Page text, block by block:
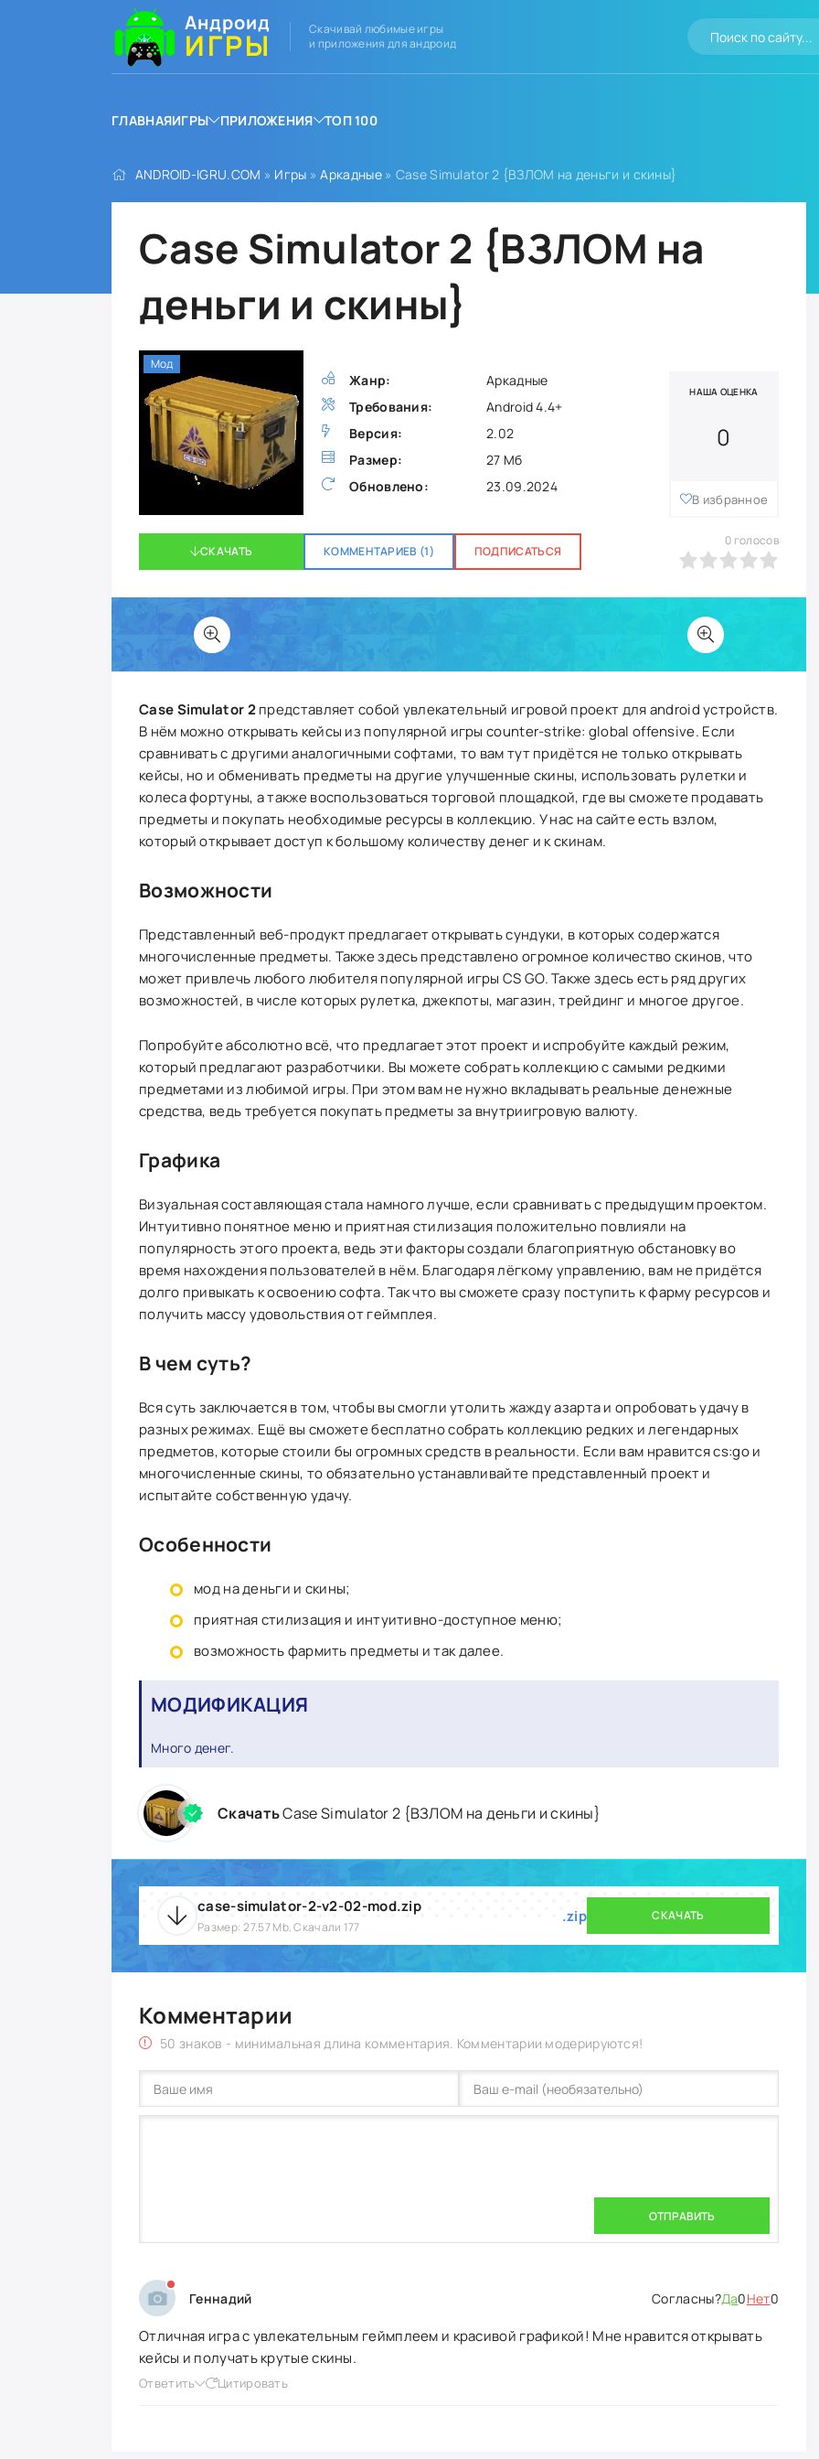
Андроид
ИГРЫ
Скачивай любимые игры
и приложения для андроид
ГЛАВНАЯИГРЫ ПРИЛОЖЕНИЯ ТОП 100
ANDROID-IGRU.COM » Игры »Аркадные» Case Simulator 2 {ВЗЛОМ на деньги и скины}
Case Simulator 2 {ВЗЛОМ на
деньги и скины}
Жанр:
Аркадные
Требования:
Android 4.4+
Версия:
2.02
Размер:
27 Мб
Обновлено:
23.09.2024
НАША ОЦЕНКА
0
В избранное
СКАЧАТЬ КОММЕНТАРИЕВ (1) ПОДПИСАТЬСЯ
0
0 голосов
Мод
Case Simulator 2представляет собой увлекательный игровой проект для android устройств.
В нём можно открывать кейсы из популярной игры counter-strike: global offensive. Если
сравнивать с другими аналогичными софтами, то вам тут придётся не только открывать
кейсы, но и обменивать предметы на другие улучшенные скины, использовать рулетки и
колеса фортуны, а также воспользоваться торговой площадкой, где вы сможете продавать
предметы и покупать необходимые ресурсы в коллекцию. У нас на сайте есть взлом,
который открывает доступ к большому количеству денег и к скинам.
Возможности
Представленный веб-продукт предлагает открывать сундуки, в которых содержатся
многочисленные предметы. Также здесь представлено огромное количество скинов, что
может привлечь любого любителя популярной игры CS GO. Также здесь есть ряд других
возможностей, в числе которых рулетка, джекпоты, магазин, трейдинг и многое другое.
Попробуйте абсолютно всё, что предлагает этот проект и испробуйте каждый режим,
который предлагают разработчики. Вы можете собрать коллекцию с самыми редкими
предметами из любимой игры. При этом вам не нужно вкладывать реальные денежные
средства, ведь требуется покупать предметы за внутриигровую валюту.
Графика
Визуальная составляющая стала намного лучше, если сравнивать с предыдущим проектом.
Интуитивно понятное меню и приятная стилизация положительно повлияли на
популярность этого проекта, ведь эти факторы создали благоприятную обстановку во
время нахождения пользователей в нём. Благодаря лёгкому управлению, вам не придётся
долго привыкать к освоению софта. Так что вы сможете сразу поступить к фарму ресурсов и
получить массу удовольствия от геймплея.
В чем суть?
Вся суть заключается в том, чтобы вы смогли утолить жажду азарта и опробовать удачу в
разных режимах. Ещё вы сможете бесплатно собрать коллекцию редких и легендарных
предметов, которые стоили бы огромных средств в реальности. Если вам нравится cs:go и
многочисленные скины, то обязательно устанавливайте представленный проект и
испытайте собственную удачу.
Особенности
мод на деньги и скины;
приятная стилизация и интуитивно-доступное меню;
возможность фармить предметы и так далее.
МОДИФИКАЦИЯ
Много денег.
СкачатьCase Simulator 2 {ВЗЛОМ на деньги и скины}
case-simulator-2-v2-02-mod.zip
Размер: 27.57 Mb, Скачали 177
.zip СКАЧАТЬ
Комментарии
50 знаков - минимальная длина комментария. Комментарии модерируются!
ОТПРАВИТЬ
Геннадий Да0Нет0
Отличная игра с увлекательным геймплеем и красивой графикой! Мне нравится открывать
кейсы и получать крутые скины.
Ответить Цитировать